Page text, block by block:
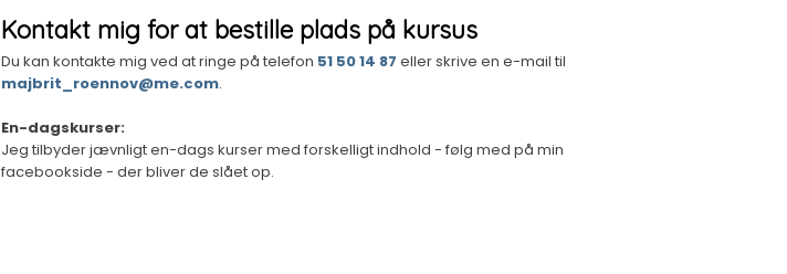
Kontakt mig for at bestille plads på kursus
Du kan kontakte mig ved at ringe på telefon 51 50 14 87 eller skrive en e-mail til
majbrit_roennov@me.com.
En-dagskurser:
Jeg tilbyder jævnligt en-dags kurser med forskelligt indhold - følg med på min
facebookside - der bliver de slået op.​